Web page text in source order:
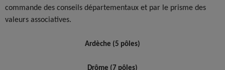
commande des conseils départementaux et par le prisme des
valeurs associatives.
Ardèche (5 pôles)
Drôme (7 pôles)